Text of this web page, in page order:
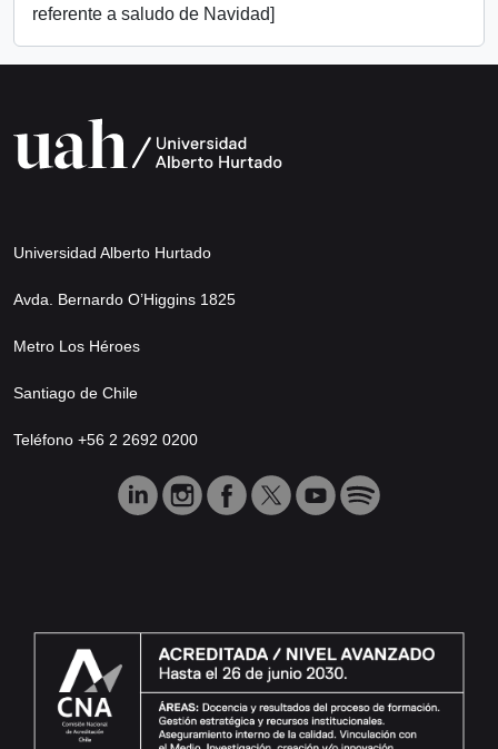
referente a saludo de Navidad]
Universidad Alberto Hurtado
Avda. Bernardo O’Higgins 1825
Metro Los Héroes
Santiago de Chile
Teléfono +56 2 2692 0200